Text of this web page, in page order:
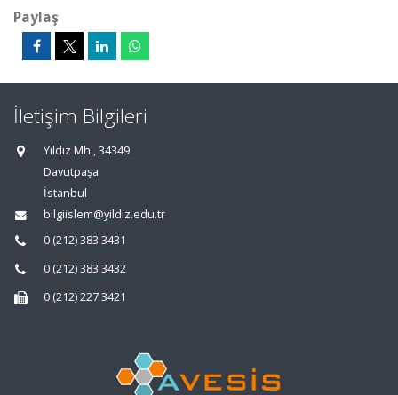
Paylaş
İletişim Bilgileri
Yıldız Mh., 34349
Davutpaşa
İstanbul
bilgiislem@yildiz.edu.tr
0 (212) 383 3431
0 (212) 383 3432
0 (212) 227 3421